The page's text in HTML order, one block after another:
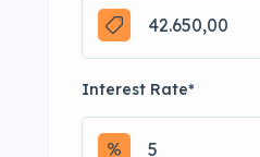
Interest Rate*